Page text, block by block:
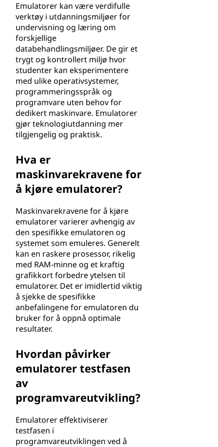
Emulatorer kan være verdifulle
verktøy i utdanningsmiljøer for
undervisning og læring om
forskjellige
databehandlingsmiljøer. De gir et
trygt og kontrollert miljø hvor
studenter kan eksperimentere
med ulike operativsystemer,
programmeringsspråk og
programvare uten behov for
dedikert maskinvare. Emulatorer
gjør teknologiutdanning mer
tilgjengelig og praktisk.
Hva er
maskinvarekravene for
å kjøre emulatorer?
Maskinvarekravene for å kjøre
emulatorer varierer avhengig av
den spesifikke emulatoren og
systemet som emuleres. Generelt
kan en raskere prosessor, rikelig
med RAM-minne og et kraftig
grafikkort forbedre ytelsen til
emulatorer. Det er imidlertid viktig
å sjekke de spesifikke
anbefalingene for emulatoren du
bruker for å oppnå optimale
resultater.
Hvordan påvirker
emulatorer testfasen
av
programvareutvikling?
Emulatorer effektiviserer
testfasen i
programvareutviklingen ved å